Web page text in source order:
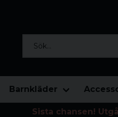
Barnkläder
Sista chansen!